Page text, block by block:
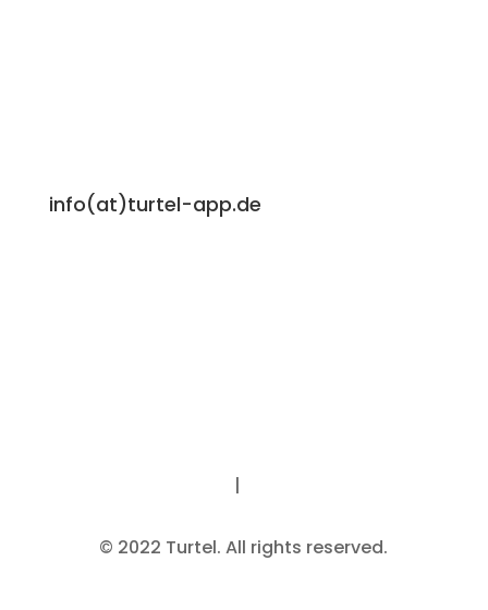
info(at)turtel-app.de
|
© 2022 Turtel. All rights reserved.